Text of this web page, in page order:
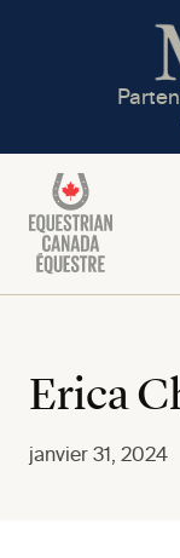
Erica
janvier 31, 2024